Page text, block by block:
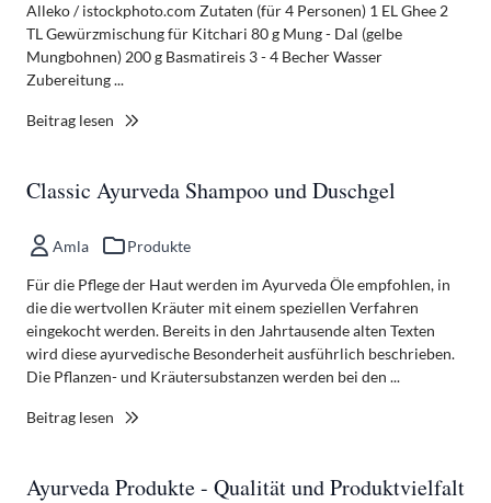
Alleko / istockphoto.com Zutaten (für 4 Personen) 1 EL Ghee 2
TL Gewürzmischung für Kitchari 80 g Mung - Dal (gelbe
Mungbohnen) 200 g Basmatireis 3 - 4 Becher Wasser
Zubereitung ...
Beitrag lesen
Classic Ayurveda Shampoo und Duschgel
Amla Produkte
Für die Pflege der Haut werden im Ayurveda Öle empfohlen, in
die die wertvollen Kräuter mit einem speziellen Verfahren
eingekocht werden. Bereits in den Jahrtausende alten Texten
wird diese ayurvedische Besonderheit ausführlich beschrieben.
Die Pflanzen- und Kräutersubstanzen werden bei den ...
Beitrag lesen
Ayurveda Produkte - Qualität und Produktvielfalt